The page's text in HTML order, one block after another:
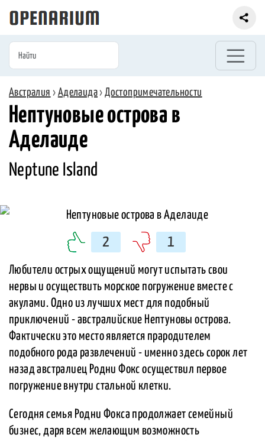
Австралия › Аделаида›Достопримечательности
Нептуновые острова в
Аделаиде
Neptune Island
2 1
Любители острых ощущений могут испытать свои
нервы и осуществить морское погружение вместе с
акулами. Одно из лучших мест для подобный
приключений - австралийские Нептуновы острова.
Фактически это место является прародителем
подобного рода развлечений - именно здесь сорок лет
назад австралиец Родни Фокс осуществил первое
погружение внутри стальной клетки.
Сегодня семья Родни Фокса продолжает семейный
бизнес, даря всем желающим возможность